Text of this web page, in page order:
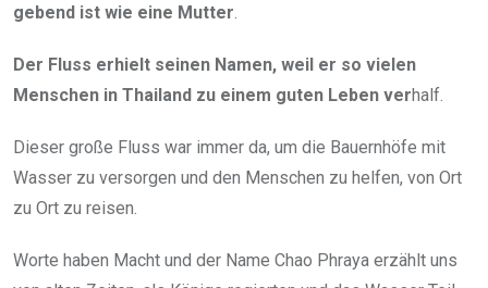
gebend ist wie eine Mutter
Der Fluss erhielt seinen Namen, weil er so vielen
Menschen in Thailand zu einem guten Leben verhalf.
Dieser große Fluss war immer da, um die Bauernhöfe mit
Wasser zu versorgen und den Menschen zu helfen, von Ort
zu Ort zu reisen.
Worte haben Macht und der Name Chao Phraya erzählt uns